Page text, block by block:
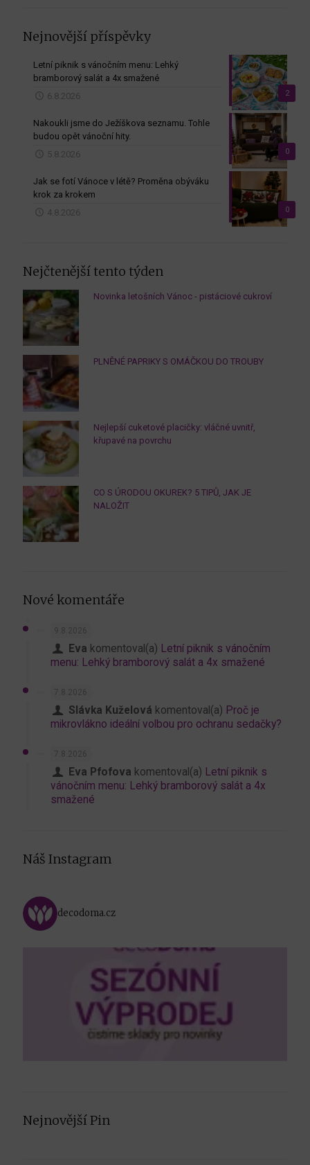
Nejnovější příspěvky
2
Letní piknik s vánočním menu: Lehký
bramborový salát a 4x smažené
6.8.2026
0
Nakoukli jsme do Ježíškova seznamu. Tohle
budou opět vánoční hity.
5.8.2026
0
Jak se fotí Vánoce v létě? Proměna obýváku
krok za krokem
4.8.2026
Nejčtenější tento týden
Novinka letošních Vánoc - pistáciové cukroví
PLNĚNÉ PAPRIKY S OMÁČKOU DO TROUBY
Nejlepší cuketové placičky: vláčné uvnitř,
křupavé na povrchu
CO S ÚRODOU OKUREK? 5 TIPŮ, JAK JE
NALOŽIT
Nové komentáře
9.8.2026
Eva komentoval(a) Letní piknik s vánočním
menu: Lehký bramborový salát a 4x smažené
7.8.2026
Slávka Kuželová komentoval(a) Proč je
mikrovlákno ideální volbou pro ochranu sedačky?
7.8.2026
Eva Pfofova komentoval(a) Letní piknik s
vánočním menu: Lehký bramborový salát a 4x
smažené
Náš Instagram
decodoma.cz
Nejnovější Pin